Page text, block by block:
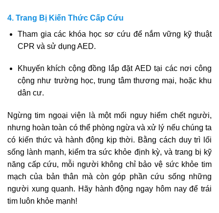
4. Trang Bị Kiến Thức Cấp Cứu
Tham gia các khóa học sơ cứu để nắm vững kỹ thuật
CPR và sử dụng AED.
Khuyến khích cộng đồng lắp đặt AED tại các nơi công
cộng như trường học, trung tâm thương mại, hoặc khu
dân cư.
Ngừng tim ngoại viện là một mối nguy hiểm chết người,
nhưng hoàn toàn có thể phòng ngừa và xử lý nếu chúng ta
có kiến thức và hành động kịp thời. Bằng cách duy trì lối
sống lành mạnh, kiểm tra sức khỏe định kỳ, và trang bị kỹ
năng cấp cứu, mỗi người không chỉ bảo vệ sức khỏe tim
mạch của bản thân mà còn góp phần cứu sống những
người xung quanh. Hãy hành động ngay hôm nay để trái
tim luôn khỏe mạnh!